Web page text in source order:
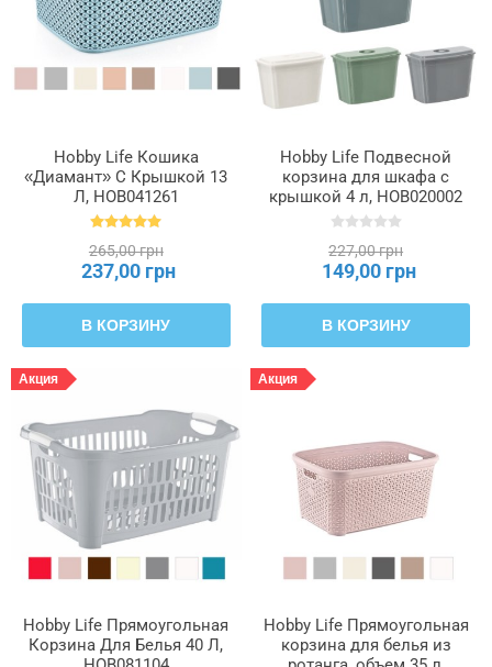
Hobby Life Кошика
«Диамант» С Крышкой 13
Л, HOB041261
265,00 грн
237,00 грн
В КОРЗИНУ
Hobby Life Подвесной
корзина для шкафа с
крышкой 4 л, HOB020002
227,00 грн
149,00 грн
В КОРЗИНУ
Акция
Hobby Life Прямоугольная
Корзина Для Белья 40 Л,
Акция
Hobby Life Прямоугольная
корзина для белья из